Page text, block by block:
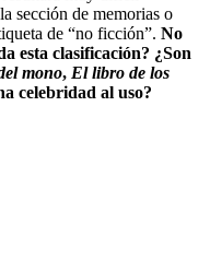
sección de memorias o
de “no ficción”. No
esta clasificación? ¿Son
mono, El libro de los
celebridad al uso?